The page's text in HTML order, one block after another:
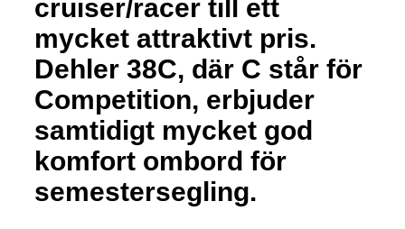
cruiser/racer till ett
mycket attraktivt pris.
Dehler 38C, där C står för
Competition, erbjuder
samtidigt mycket god
komfort ombord för
semestersegling.